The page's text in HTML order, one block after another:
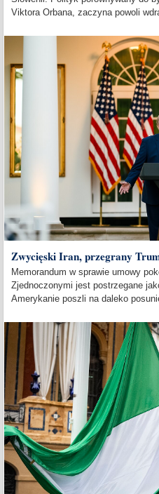
Viktora Orbana, zaczyna powoli
Zwycięski Iran, przegrany
Memorandum w sprawie umowy
Zjednoczonymi jest postrzegane
Amerykanie poszli na daleko